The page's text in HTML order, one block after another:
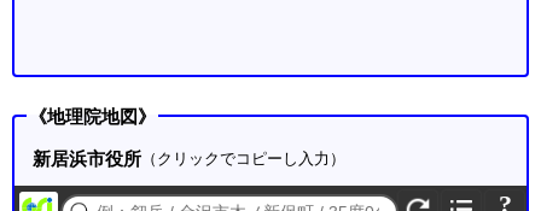
《地理院地図》
新居浜市役所 （クリックでコピーし入力）